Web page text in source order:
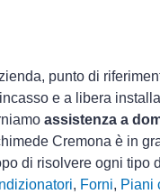
punto di
e a libera
assistenza a
Cremona è in
di risolvere ogni tipo
, Forni, Piani